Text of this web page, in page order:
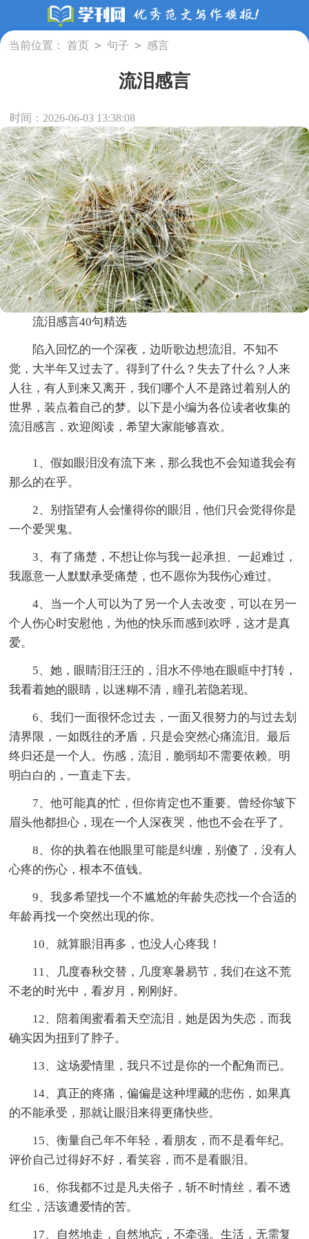
当前位置： 首页 > 句子 > 感言
流泪感言
时间：2026-06-03 13:38:08
流泪感言40句精选
陷入回忆的一个深夜，边听歌边想流泪。不知不
觉，大半年又过去了。得到了什么？失去了什么？人来
人往，有人到来又离开，我们哪个人不是路过着别人的
世界，装点着自己的梦。以下是小编为各位读者收集的
流泪感言，欢迎阅读，希望大家能够喜欢。
1、假如眼泪没有流下来，那么我也不会知道我会有
那么的在乎。
2、别指望有人会懂得你的眼泪，他们只会觉得你是
一个爱哭鬼。
3、有了痛楚，不想让你与我一起承担、一起难过，
我愿意一人默默承受痛楚，也不愿你为我伤心难过。
4、当一个人可以为了另一个人去改变，可以在另一
个人伤心时安慰他，为他的快乐而感到欢呼，这才是真
爱。
5、她，眼睛泪汪汪的，泪水不停地在眼眶中打转，
我看着她的眼睛，以迷糊不清，瞳孔若隐若现。
6、我们一面很怀念过去，一面又很努力的与过去划
清界限，一如既往的矛盾，只是会突然心痛流泪。最后
终归还是一个人。伤感，流泪，脆弱却不需要依赖。明
明白白的，一直走下去。
7、他可能真的忙，但你肯定也不重要。曾经你皱下
眉头他都担心，现在一个人深夜哭，他也不会在乎了。
8、你的执着在他眼里可能是纠缠，别傻了，没有人
心疼的伤心，根本不值钱。
9、我多希望找一个不尴尬的年龄失恋找一个合适的
年龄再找一个突然出现的你。
10、就算眼泪再多，也没人心疼我！
11、几度春秋交替，几度寒暑易节，我们在这不荒
不老的时光中，看岁月，刚刚好。
12、陪着闺蜜看着天空流泪，她是因为失恋，而我
确实因为扭到了脖子。
13、这场爱情里，我只不过是你的一个配角而已。
14、真正的疼痛，偏偏是这种埋藏的悲伤，如果真
的不能承受，那就让眼泪来得更痛快些。
15、衡量自己年不年轻，看朋友，而不是看年纪。
评价自己过得好不好，看笑容，而不是看眼泪。
16、你我都不过是凡夫俗子，斩不时情丝，看不透
红尘，活该遭爱情的苦。
17、自然地走，自然地忘，不牵强。生活，无需复